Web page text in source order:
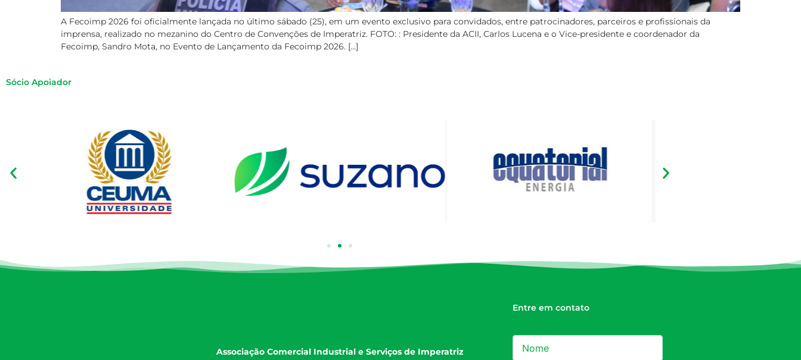
A Fecoimp 2026 foi oficialmente lançada no último sábado (25), em um evento exclusivo para convidados, entre patrocinadores, parceiros e profissionais da
imprensa, realizado no mezanino do Centro de Convenções de Imperatriz. FOTO: : Presidente da ACII, Carlos Lucena e o Vice-presidente e coordenador da
Fecoimp, Sandro Mota, no Evento de Lançamento da Fecoimp 2026. […]
Sócio Apoiador
Associação Comercial Industrial e Serviços de Imperatriz
Entre em contato